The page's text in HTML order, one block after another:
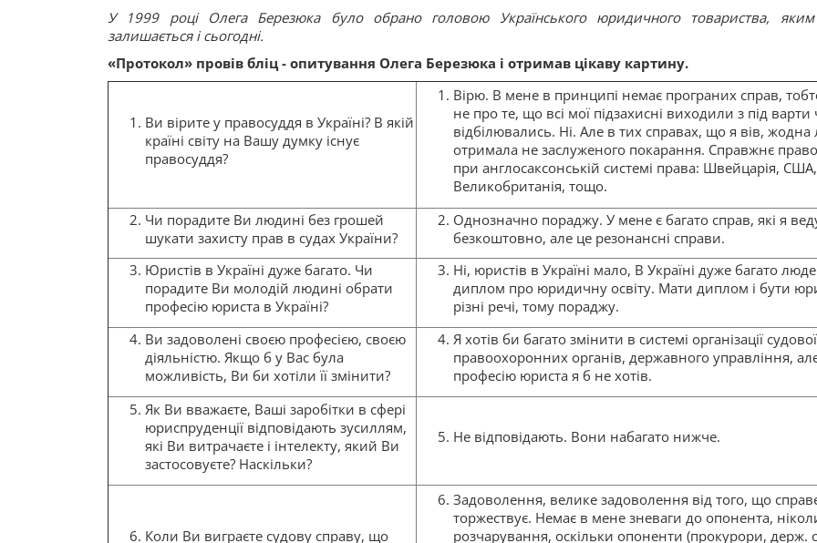
У 1999 році Олега Березюка було обрано головою Українського юридичного товариства,
залишається і сьогодні.
«Протокол» провів бліц - опитування Олега Березюка і отримав цікаву картину.
Ви вірите у правосуддя в Україні? В якій
країні світу на Вашу думку існує
правосуддя?
Вірю. В мене в принципі немає програних справ,
не про те, що всі мої підзахисні виходили з під варти
відбілювались. Ні. Але в тих справах, що я вів, жодна
отримала не заслуженого покарання. Справжнє
при англосаксонській системі права: Швейцарія, США,
Великобританія, тощо.
Чи порадите Ви людині без грошей
шукати захисту прав в судах України?
Однозначно пораджу. У мене є багато справ, які я
безкоштовно, але це резонансні справи.
Юристів в Україні дуже багато. Чи
порадите Ви молодій людині обрати
професію юриста в Україні?
Ні, юристів в Україні мало, В Україні дуже багато
диплом про юридичну освіту. Мати диплом і бути
різні речі, тому пораджу.
Ви задоволені своєю професією, своєю
діяльністю. Якщо б у Вас була
можливість, Ви би хотіли її змінити?
Я хотів би багато змінити в системі організації
правоохоронних органів, державного управління,
професію юриста я б не хотів.
Як Ви вважаєте, Ваші заробітки в сфері
юриспруденції відповідають зусиллям,
які Ви витрачаєте і інтелекту, який Ви
застосовуєте? Наскільки?
Не відповідають. Вони набагато нижче.
Коли Ви виграєте судову справу, що
Задоволення, велике задоволення від того, що
торжествує. Немає в мене зневаги до опонента,
розчарування, оскільки опоненти (прокурори, держ.